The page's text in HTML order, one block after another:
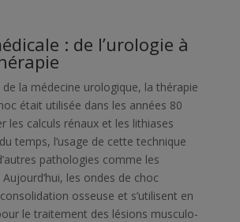
: de l’urologie à
de la médecine urologique, la thérapie
était utilisée dans les années 80
les calculs rénaux et les lithiases
temps, l’usage de cette technique
pathologies comme les
les ondes de choc
osseuse et s’utilisent en
le traitement des lésions musculo-